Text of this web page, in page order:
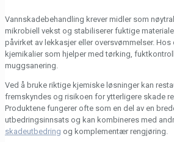
Vannskadebehandling krever midler som
mikrobiell vekst og stabiliserer fuktige
påvirket av lekkasjer eller oversvømmelser. Hos
kjemikalier som hjelper med tørking,
muggsanering.
Ved å bruke riktige kjemiske løsninger kan
fremskyndes og risikoen for ytterligere skade
Produktene fungerer ofte som en del av en
utbedringsinnsats og kan kombineres med
skadeutbedring og komplementær rengjøring.